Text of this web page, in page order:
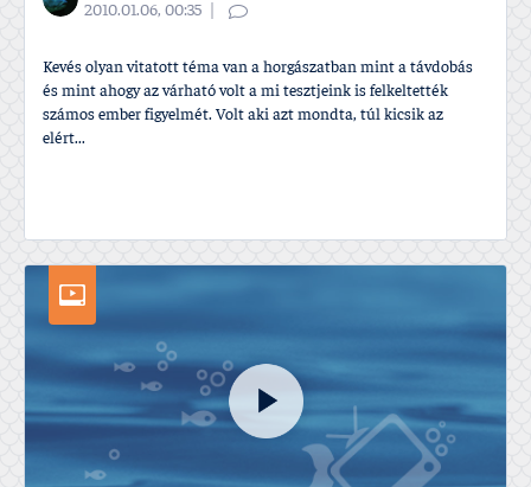
2010.01.06, 00:35
Kevés olyan vitatott téma van a horgászatban mint a távdobás
és mint ahogy az várható volt a mi tesztjeink is felkeltették
számos ember figyelmét. Volt aki azt mondta, túl kicsik az
elért...